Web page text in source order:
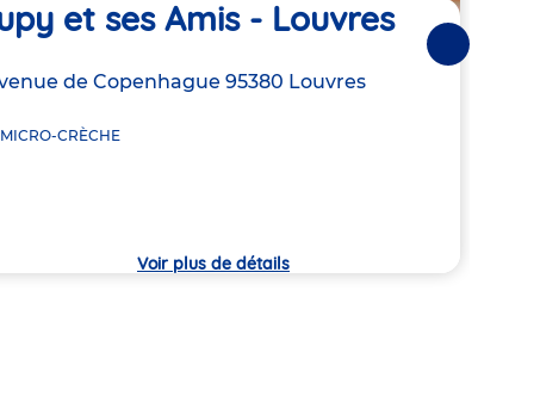
et ses Amis - Louvres
de Copenhague 95380 Louvres
MICRO-CRÈCHE
Voir plus de détails
Suivantes